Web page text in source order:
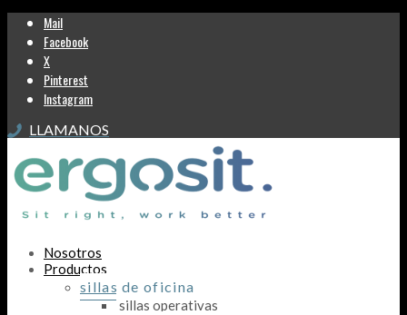
Mail
Facebook
X
Pinterest
Instagram
LLAMANOS
Nosotros
Productos
sillas de oficina
sillas operativas